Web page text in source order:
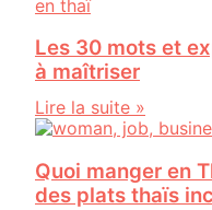
Les 30 mots et
à maîtriser
Lire la suite »
Quoi manger en
des plats thaïs